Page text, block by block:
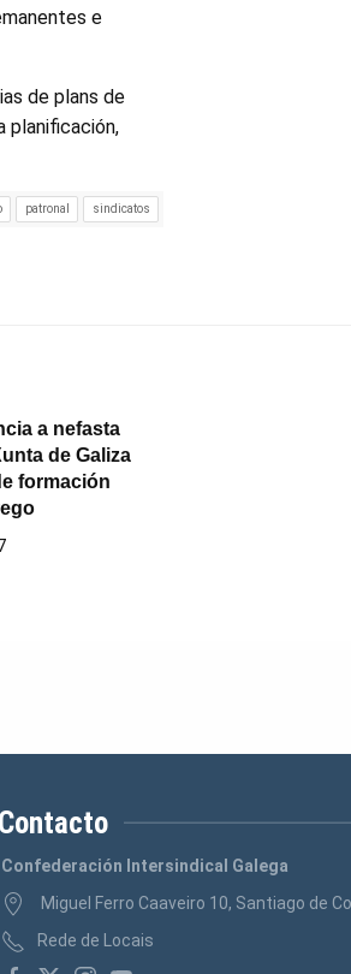
e
de plans de
planificación,
patronal sindicatos
a nefasta
de Galiza
formación
Contacto
Confederación Intersindical Galega
Miguel Ferro Caaveiro 10, Santiago de
Rede de Locais